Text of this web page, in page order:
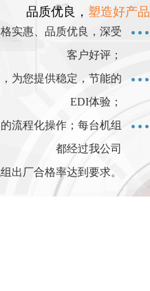
品质优良， 塑造好产品
实惠、品质优良，深受
客户好评；
为您提供稳定，节能的
EDI体验；
流程化操作；每台机组
都经过我公司
出厂合格率达到要求。